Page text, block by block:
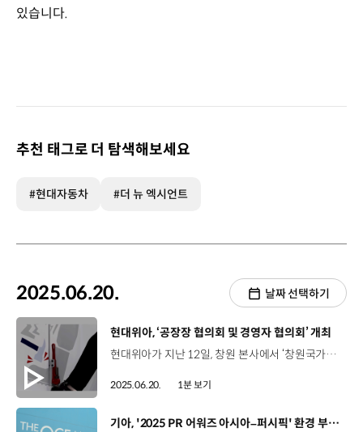
있습니다.
추천 태그로 더 탐색해보세요
#현대자동차 #더 뉴 엑시언트
2025.06.20. 날짜 선택하기
[동영상]
현대위아, ‘공장장 협의회 및 경영자 협의회’ 개최
현대위아가 지난 12일, 창원 본사에서 ‘창원국가산단 공장장 협의회 및 경영자 협의회’를 개최했습니다. 이번 행사는 창원국가산업단지 내 주요 기업의 공장장과 경영자 30여 명이 참석한 가운데, 산업 현장의 경험과 고민을 공유하고 지역 산업의 지속가능한 발전 방향을 함께 모색하는 시간이었습니다. 현대위아는 이날, 지난해 문을 연 안전교육센터 ‘S+’를 활용한 체험형 안전 교육도 진행했는데요. 끼임, 추락, 화재 등 실제 사고 사례를 기반으로 한 체험 교육과 심폐소생술 교육을 통해 생명을 지키는 기본 소양을 함께 다졌습니다.
2025.06.20. 1분 보기
[동영상]
기아, '2025 PR 어워즈 아시아–퍼시픽' 환경 부문 금상 수상